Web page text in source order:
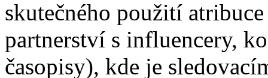
skutečného použití
partnerství s influencery,
časopisy), kde je